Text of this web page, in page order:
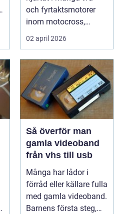
och fyrtaktsmotorer
inom motocross,
enduro och
snöskoter....
02 april 2026
Så överför man
gamla videoband
från vhs till usb
Många har lådor i
förråd eller källare fulla
med gamla videoband.
Barnens första steg,